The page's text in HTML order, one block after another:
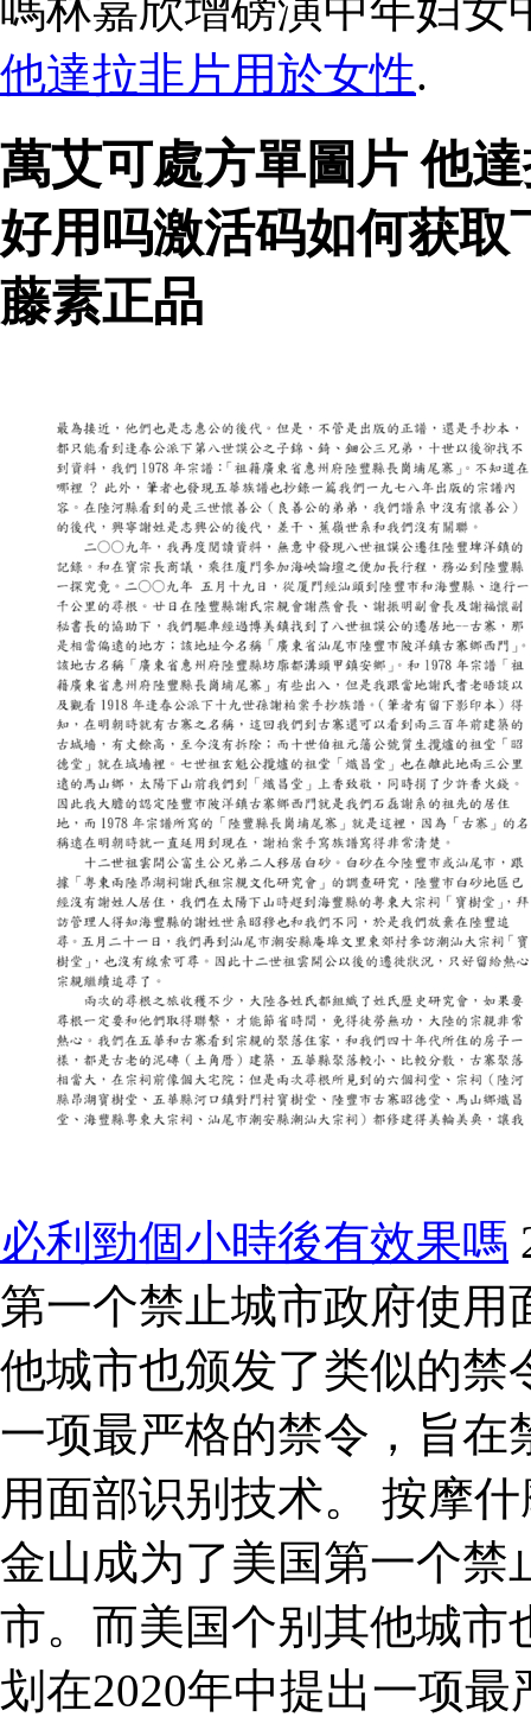
他達拉非片用於女性.
萬艾可處方單圖片 他
好用吗激活码如何获
藤素正品
必利勁個小時後有效果嗎
第一个禁止城市政府使用
他城市也颁发了类似的禁
一项最严格的禁令，旨在
用面部识别技术。 按摩
金山成为了美国第一个禁
市。而美国个别其他城市
划在2020年中提出一项